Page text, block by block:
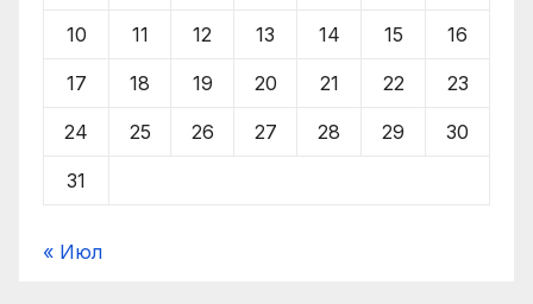
10 11 12 13 14 15 16
17 18 19 20 21 22 23
24 25 26 27 28 29 30
31
« Июл